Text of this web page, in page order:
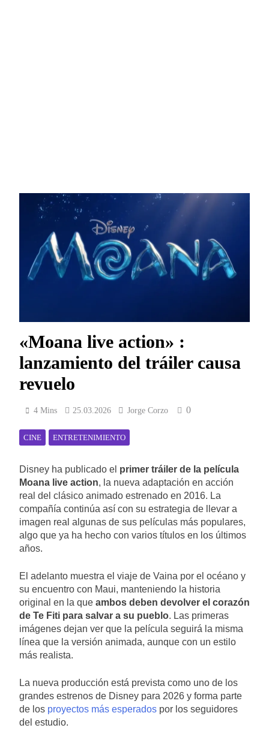
«Moana live action» :
lanzamiento del tráiler causa
revuelo
4 Mins 25.03.2026 Jorge Corzo 0
CINE ENTRETENIMIENTO
Disney ha publicado el primer tráiler de la película
Moana live action, la nueva adaptación en acción
real del clásico animado estrenado en 2016. La
compañía continúa así con su estrategia de llevar a
imagen real algunas de sus películas más populares,
algo que ya ha hecho con varios títulos en los últimos
años.
El adelanto muestra el viaje de Vaina por el océano y
su encuentro con Maui, manteniendo la historia
original en la que ambos deben devolver el corazón
de Te Fiti para salvar a su pueblo. Las primeras
imágenes dejan ver que la película seguirá la misma
línea que la versión animada, aunque con un estilo
más realista.
La nueva producción está prevista como uno de los
grandes estrenos de Disney para 2026 y forma parte
de los proyectos más esperados por los seguidores
del estudio.